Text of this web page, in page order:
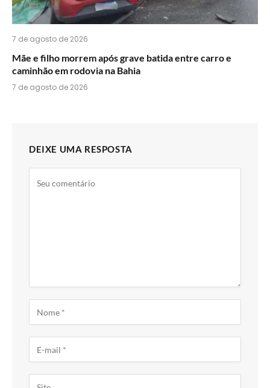
7 de agosto de 2026
Mãe e filho morrem após grave batida entre carro e
caminhão em rodovia na Bahia
7 de agosto de 2026
DEIXE UMA RESPOSTA